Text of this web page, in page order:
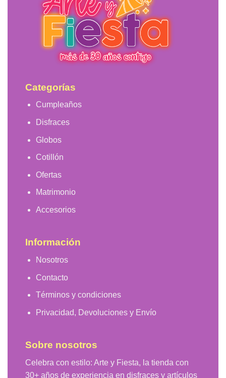
Categorías
Cumpleaños
Disfraces
Globos
Cotillón
Ofertas
Matrimonio
Accesorios
Información
Nosotros
Contacto
Términos y condiciones
Privacidad, Devoluciones y Envío
Sobre nosotros
Celebra con estilo: Arte y Fiesta, la tienda con
30+ años de experiencia en disfraces y artículos